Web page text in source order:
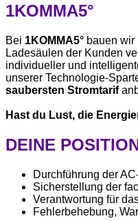
1KOMMA5°
Bei 1KOMMA5° bauen wir
Ladesäulen der Kunden
individueller und
unserer Technologie-
saubersten Stromtarif
Hast du Lust, die
DEINE
Durchführung der
Sicherstellung der
Verantwortung für
Fehlerbehebung,